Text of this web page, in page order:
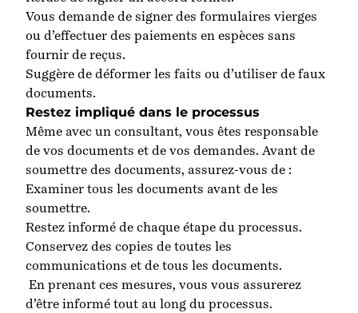
Vous demande de signer des formulaires vierges
ou d’effectuer des paiements en espèces sans
fournir de reçus.
Suggère de déformer les faits ou d’utiliser de faux
documents.
Restez impliqué dans le processus
Même avec un consultant, vous êtes responsable
de vos documents et de vos demandes. Avant de
soumettre des documents, assurez-vous de :
Examiner tous les documents avant de les
soumettre.
Restez informé de chaque étape du processus.
Conservez des copies de toutes les
communications et de tous les documents.
En prenant ces mesures, vous vous assurerez
d’être informé tout au long du processus.